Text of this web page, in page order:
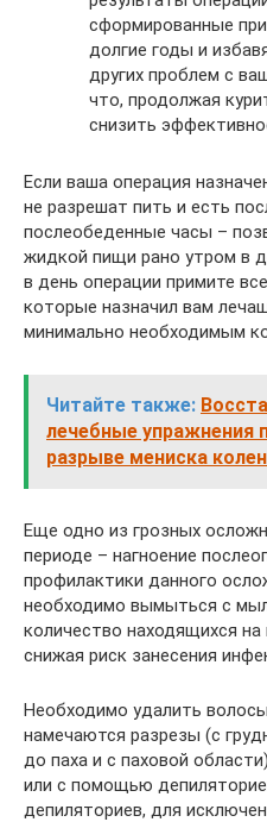
сформированные
долгие годы и
других проблем с
что, продолжая
снизить
Если ваша операция
не разрешат пить и есть
послеобеденные часы –
жидкой пищи рано утром в
в день операции примите
которые назначил вам
минимально необходимым
Читайте также:
лечебные упражнения
разрыве мениска
Еще одно из грозных
периоде – нагноение
профилактики данного
необходимо вымыться с
количество находящихся
снижая риск занесения
Необходимо удалить
намечаются разрезы (с
до паха и с паховой
или с помощью
депиляториев, для